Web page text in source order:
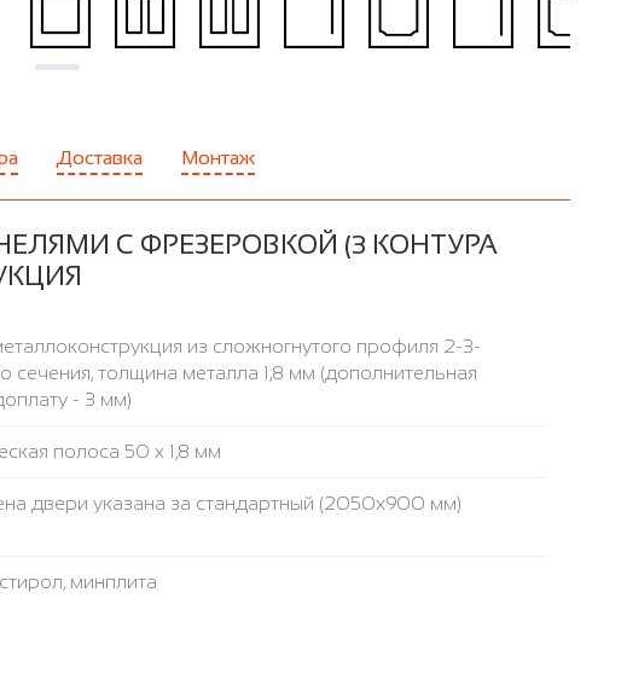
Доставка Монтаж
С ФРЕЗЕРОВКОЙ (3 КОНТУРА
из сложногнутого профиля 2-3-
сечения, толщина металла 1,8 мм (дополнительная
- 3 мм)
полоса 50 х 1,8 мм
двери указана за стандартный (2050x900 мм)
минплита